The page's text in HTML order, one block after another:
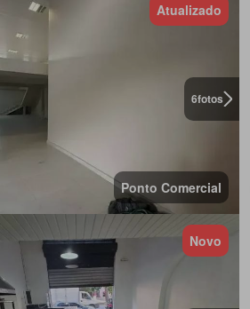
6fotos
Atualizado
Ponto Comercial
Novo